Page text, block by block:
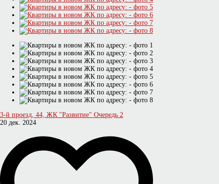
3-й проезд, 44, ЖК "Развитие" Очередь 2
20 дек. 2024